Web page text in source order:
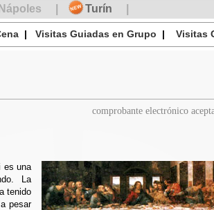
Nápoles Turín
Visitas Guiadas en Grupo Visitas
comprobante electrónico
es una
La
tenido
pesar